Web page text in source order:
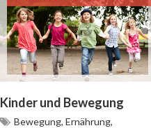
Kinder und Bewegung
Bewegung, Ernährung,